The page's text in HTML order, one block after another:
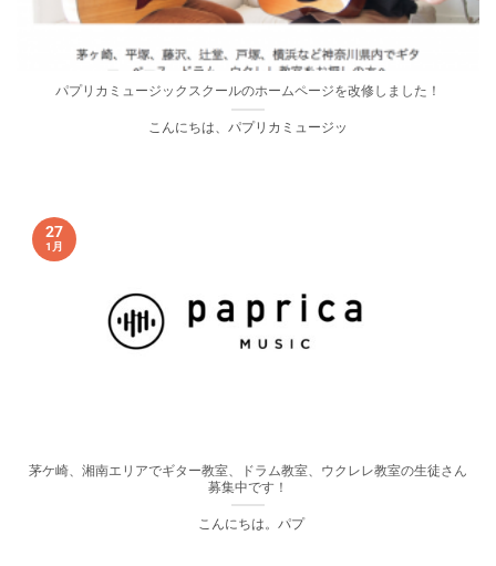
パプリカミュージックスクールのホームページを改修しました！
こんにちは、パプリカミュージッ
茅ケ崎、湘南エリアでギター教室、ドラム教室、ウクレレ教室の生徒さん
募集中です！
こんにちは。パプ
27
1月